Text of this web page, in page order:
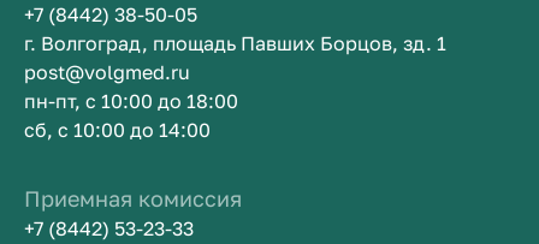
+7 (8442) 38-50-05
г. Волгоград, площадь Павших Борцов, зд. 1
post@volgmed.ru
пн-пт, с 10:00 до 18:00
сб, с 10:00 до 14:00
Приемная комиссия
+7 (8442) 53-23-33